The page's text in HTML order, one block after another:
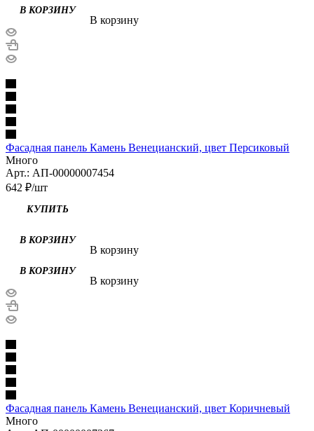
В корзину
Фасадная панель Камень Венецианский, цвет Персиковый
Много
Арт.: АП-00000007454
642 ₽/шт
В корзину
В корзину
Фасадная панель Камень Венецианский, цвет Коричневый
Много